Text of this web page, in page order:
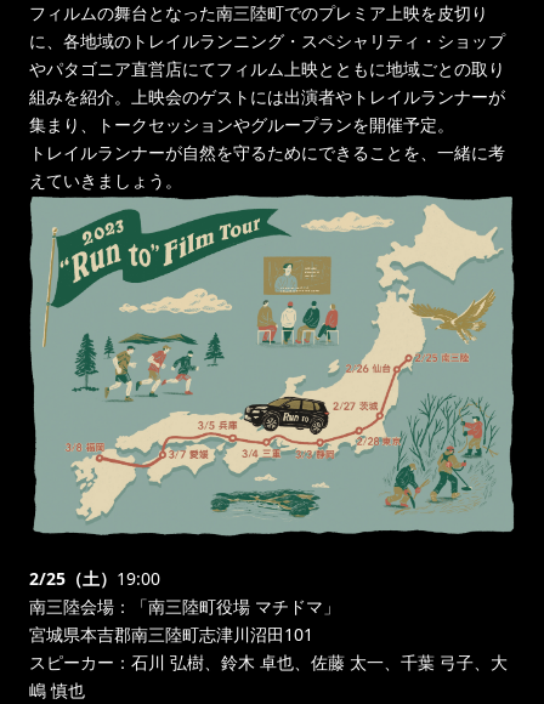
フィルムの舞台となった南三陸町でのプレミア上映を皮切り
に、各地域のトレイルランニング・スペシャリティ・ショップ
やパタゴニア直営店にてフィルム上映とともに地域ごとの取り
組みを紹介。上映会のゲストには出演者やトレイルランナーが
集まり、トークセッションやグループランを開催予定。
トレイルランナーが自然を守るためにできることを、一緒に考
えていきましょう。
2/25（土） 19:00
南三陸会場：「南三陸町役場 マチドマ」
宮城県本吉郡南三陸町志津川沼田101
スピーカー：石川 弘樹、鈴木 卓也、佐藤 太一、千葉 弓子、大
嶋 慎也